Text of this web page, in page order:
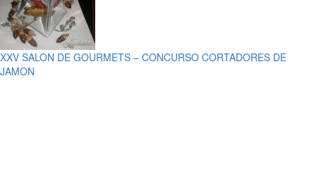
XXV SALON DE GOURMETS – CONCURSO CORTADORES DE
JAMON